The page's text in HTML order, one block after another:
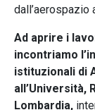
dall’aerospazio
Ad aprire i
incontriamo
istituzionali di
all’Università,
Lombardia,